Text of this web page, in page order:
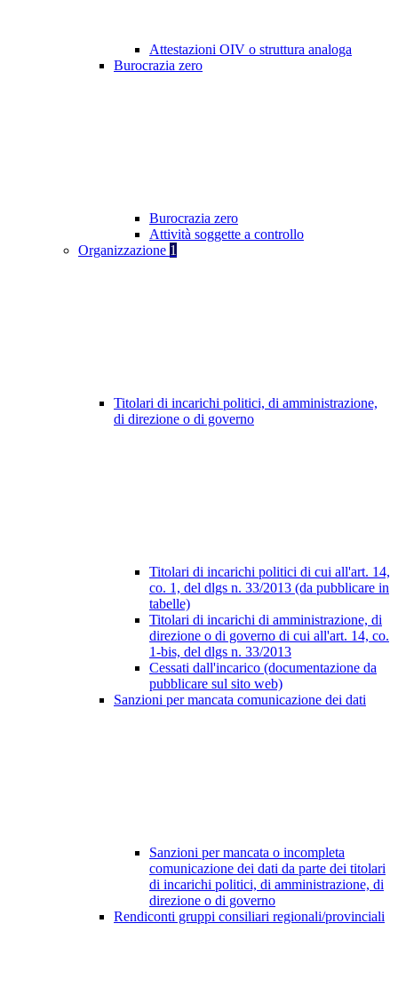
Attestazioni OIV o struttura analoga
Burocrazia zero
Burocrazia zero
Attività soggette a controllo
Organizzazione 1
Titolari di incarichi politici, di amministrazione,
di direzione o di governo
Titolari di incarichi politici di cui all'art. 14,
co. 1, del dlgs n. 33/2013 (da pubblicare in
tabelle)
Titolari di incarichi di amministrazione, di
direzione o di governo di cui all'art. 14, co.
1-bis, del dlgs n. 33/2013
Cessati dall'incarico (documentazione da
pubblicare sul sito web)
Sanzioni per mancata comunicazione dei dati
Sanzioni per mancata o incompleta
comunicazione dei dati da parte dei titolari
di incarichi politici, di amministrazione, di
direzione o di governo
Rendiconti gruppi consiliari regionali/provinciali